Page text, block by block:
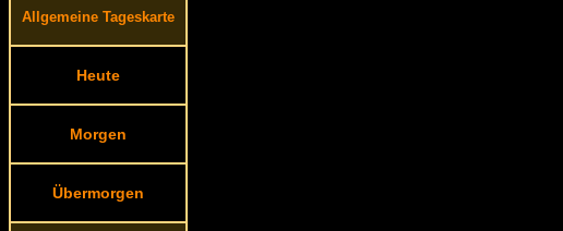
Allgemeine Tageskarte
Heute
Morgen
Übermorgen